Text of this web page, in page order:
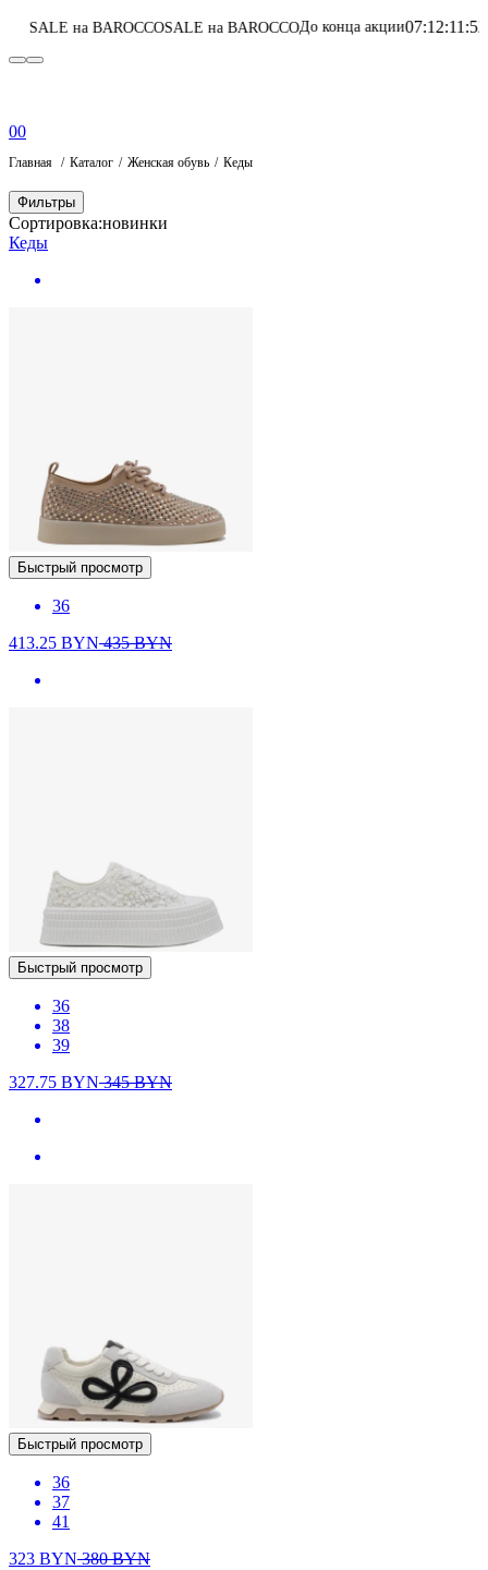
SALE на BAROCCO До конца акции07:12:11:52 Перейти в
00
Главная Каталог Женская обувь Кеды
Фильтры
Сортировка:новинки
Кеды
Быстрый просмотр
36
413.25 BYN435BYN
Быстрый просмотр
36
38
39
327.75 BYN345BYN
Быстрый просмотр
36
37
41
323 BYN380BYN